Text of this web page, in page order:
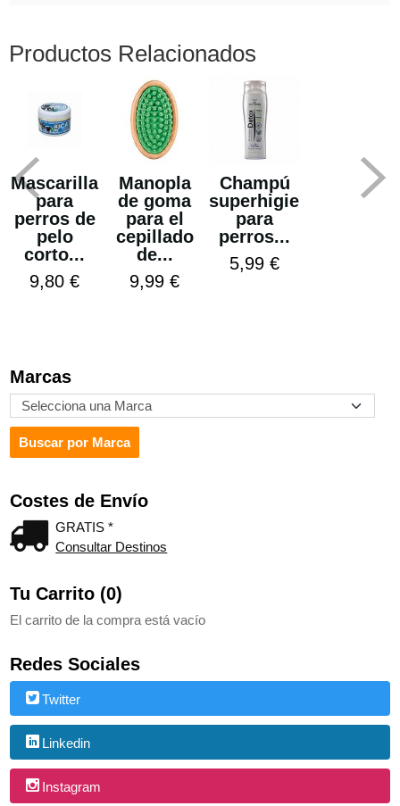
Marcas
Costes de Envío
GRATIS *
Consultar Destinos
Tu Carrito (0)
El carrito de la compra está vacío
Redes Sociales
Twitter
Linkedin
Instagram
Productos Relacionados
Mascarilla
para
perros de
pelo
corto...
9,80 €
Manopla
de goma
para el
cepillado
de...
9,99 €
Champú
superhigienizante
para
perros...
5,99 €